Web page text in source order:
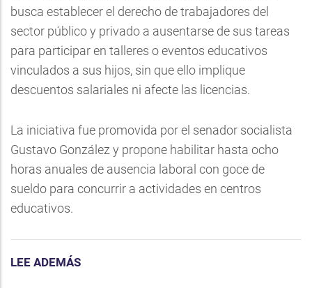
busca establecer el derecho de trabajadores del
sector público y privado a ausentarse de sus tareas
para participar en talleres o eventos educativos
vinculados a sus hijos, sin que ello implique
descuentos salariales ni afecte las licencias.
La iniciativa fue promovida por el senador socialista
Gustavo González y propone habilitar hasta ocho
horas anuales de ausencia laboral con goce de
sueldo para concurrir a actividades en centros
educativos.
LEE ADEMÁS